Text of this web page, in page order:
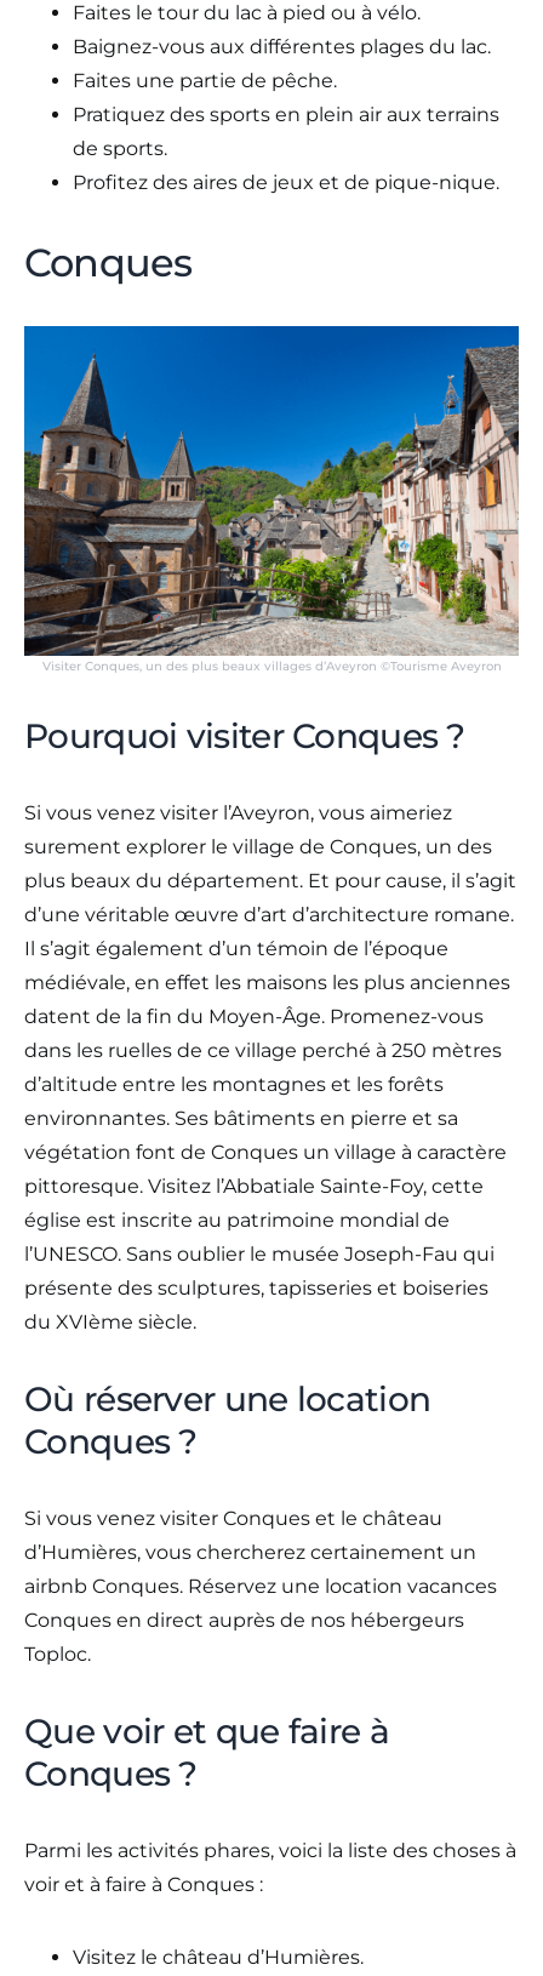
Faites le tour du lac à pied ou à vélo.
Baignez-vous aux différentes plages du lac.
Faites une partie de pêche.
Pratiquez des sports en plein air aux terrains
de sports.
Profitez des aires de jeux et de pique-nique.
Conques
Visiter Conques, un des plus beaux villages d’Aveyron ©Tourisme Aveyron
Pourquoi visiter Conques ?
Si vous venez visiter l’Aveyron, vous aimeriez
surement explorer le village de Conques, un des
plus beaux du département. Et pour cause, il s’agit
d’une véritable œuvre d’art d’architecture romane.
Il s’agit également d’un témoin de l’époque
médiévale, en effet les maisons les plus anciennes
datent de la fin du Moyen-Âge. Promenez-vous
dans les ruelles de ce village perché à 250 mètres
d’altitude entre les montagnes et les forêts
environnantes. Ses bâtiments en pierre et sa
végétation font de Conques un village à caractère
pittoresque. Visitez l’Abbatiale Sainte-Foy, cette
église est inscrite au patrimoine mondial de
l’UNESCO. Sans oublier le musée Joseph-Fau qui
présente des sculptures, tapisseries et boiseries
du XVIème siècle.
Où réserver une location
Conques ?
Si vous venez visiter Conques et le château
d’Humières, vous chercherez certainement un
airbnb Conques. Réservez une location vacances
Conques en direct auprès de nos hébergeurs
Toploc.
Que voir et que faire à
Conques ?
Parmi les activités phares, voici la liste des choses à
voir et à faire à Conques :
Visitez le château d’Humières.